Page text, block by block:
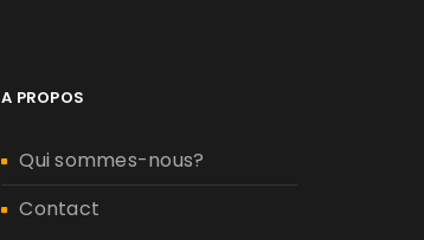
A PROPOS
Qui sommes-nous?
Contact